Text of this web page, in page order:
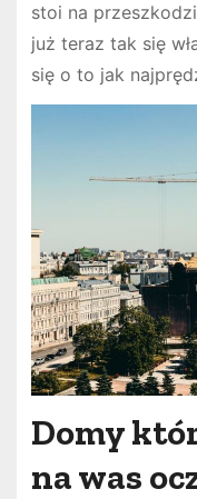
stoi na
już teraz tak się
się o to jak
Domy
na was